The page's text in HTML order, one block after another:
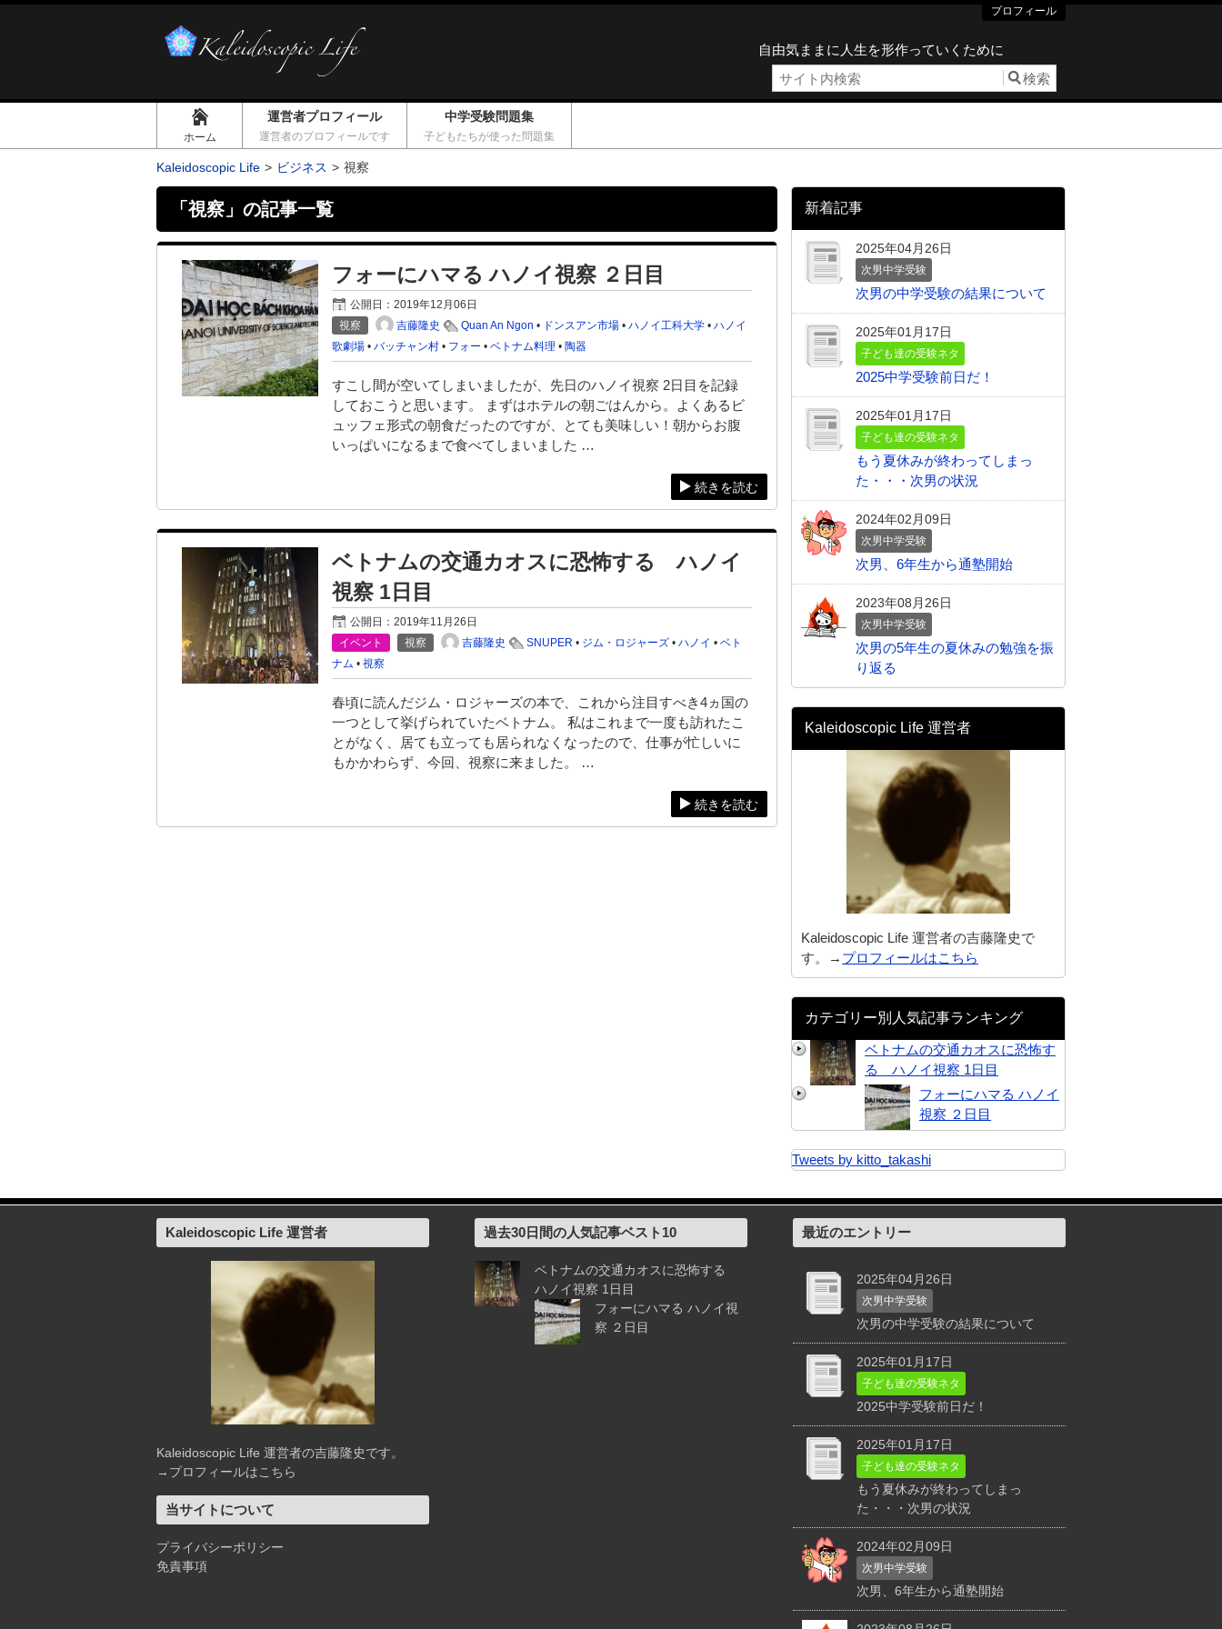
プロフィール
自由気ままに人生を形作っていくために
ホーム
運営者プロフィール
運営者のプロフィールです
中学受験問題集
子どもたちが使った問題集
Kaleidoscopic Life ビジネス 視察
「 視察 」の記事一覧
フォーにハマる ハノイ視察 ２日目
公開日：2019年12月06日
視察
吉藤隆史 Quan An Ngon • ドンスアン市場 •ハノイ工科大学 •ハノイ
歌劇場 •バッチャン村 • フォー •ベトナム料理 •陶器
すこし間が空いてしまいましたが、先日のハノイ視察 2日目を記録
しておこうと思います。 まずはホテルの朝ごはんから。よくあるビ
ュッフェ形式の朝食だったのですが、とても美味しい！朝からお腹
いっぱいになるまで食べてしまいました …
続きを読む
ベトナムの交通カオスに恐怖する ハノイ
視察 1日目
公開日：2019年11月26日
イベント
視察 吉藤隆史 SNUPER • ジム・ロジャーズ •ハノイ •ベト
ナム •視察
春頃に読んだジム・ロジャーズの本で、これから注目すべき4ヵ国の
一つとして挙げられていたベトナム。 私はこれまで一度も訪れたこ
とがなく、居ても立っても居られなくなったので、仕事が忙しいに
もかかわらず、今回、視察に来ました。 …
続きを読む
新着記事
2025年04月26日
次男中学受験
次男の中学受験の結果について
2025年01月17日
子ども達の受験ネタ
2025中学受験前日だ！
2025年01月17日
子ども達の受験ネタ
もう夏休みが終わってしまっ
た・・・次男の状況
2024年02月09日
次男中学受験
次男、6年生から通塾開始
2023年08月26日
次男中学受験
次男の5年生の夏休みの勉強を振
り返る
Kaleidoscopic Life 運営者
Kaleidoscopic Life 運営者の吉藤隆史で
す。→ プロフィールはこちら
カテゴリー別人気記事ランキング
ベトナムの交通カオスに恐怖す
る ハノイ視察 1日目
フォーにハマる ハノイ
視察 ２日目
Tweets by kitto_takashi
Kaleidoscopic Life 運営者
Kaleidoscopic Life 運営者の吉藤隆史です。
→ プロフィールはこちら
当サイトについて
プライバシーポリシー
免責事項
過去30日間の人気記事ベスト10
ベトナムの交通カオスに恐怖する
ハノイ視察 1日目
フォーにハマる ハノイ視
察 ２日目
最近のエントリー
2025年04月26日
次男中学受験
次男の中学受験の結果について
2025年01月17日
子ども達の受験ネタ
2025中学受験前日だ！
2025年01月17日
子ども達の受験ネタ
もう夏休みが終わってしまっ
た・・・次男の状況
2024年02月09日
次男中学受験
次男、6年生から通塾開始